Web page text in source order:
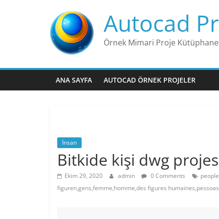
Autocad
Örnek Mimari Proje
ANA SAYFA AUTOCAD ÖRNEK PROJELER
İnsan
Bitkide kişi dwg
Ekim 29, 2020 admin 0 Comments
figuren,gens,femme,homme,des figures